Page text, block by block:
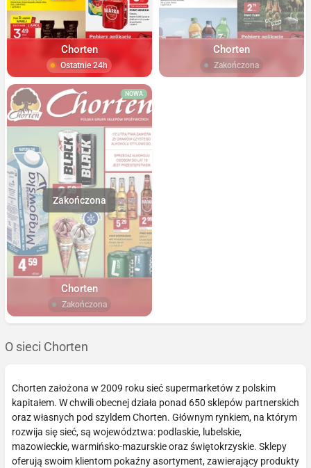
Chorten
Ostatnie 24h
Chorten
Zakończona
NOWA
Chorten
Zakończona
O sieci Chorten
Chorten założona w 2009 roku sieć supermarketów z polskim
kapitałem. W chwili obecnej działa ponad 650 sklepów partnerskich
oraz własnych pod szyldem Chorten. Głównym rynkiem, na którym
rozwija się sieć, są województwa: podlaskie, lubelskie,
mazowieckie, warmińsko-mazurskie oraz świętokrzyskie. Sklepy
oferują swoim klientom pokaźny asortyment, zawierający produkty